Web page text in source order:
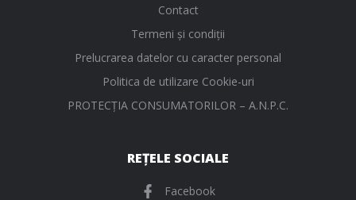
Contact
Termeni și condiții
Prelucrarea datelor cu caracter personal
Politica de utilizare Cookie-uri
PROTECŢIA CONSUMATORILOR – A.N.P.C.
REȚELE SOCIALE
Facebook